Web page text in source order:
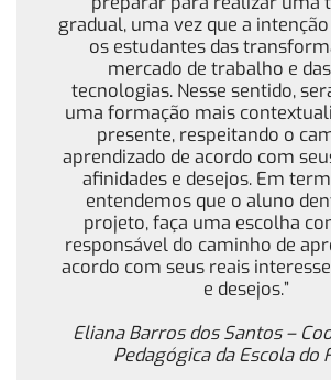
gradual, uma vez que a
os estudantes das
mercado de trabalho e
tecnologias. Nesse sentido,
uma formação mais
presente, respeitando o
aprendizado de acordo com
afinidades e desejos. Em
entendemos que o aluno
projeto, faça uma escolha
responsável do caminho de
acordo com seus reais
e desejos.”
Eliana Barros dos Santos –
Pedagógica da Escola do